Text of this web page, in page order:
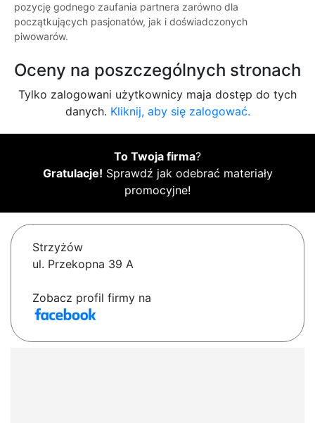
pozycję godnego zaufania partnera zarówno dla
początkujących pasjonatów, jak i doświadczonych
piwowarów.
Oceny na poszczególnych stronach
Tylko zalogowani użytkownicy maja dostęp do tych
danych. Kliknij, aby się zalogować.
To Twoja firma?
Gratulacje! Sprawdź jak odebrać materiały
promocyjne!
Strzyżów
ul. Przekopna 39 A
Zobacz profil firmy na